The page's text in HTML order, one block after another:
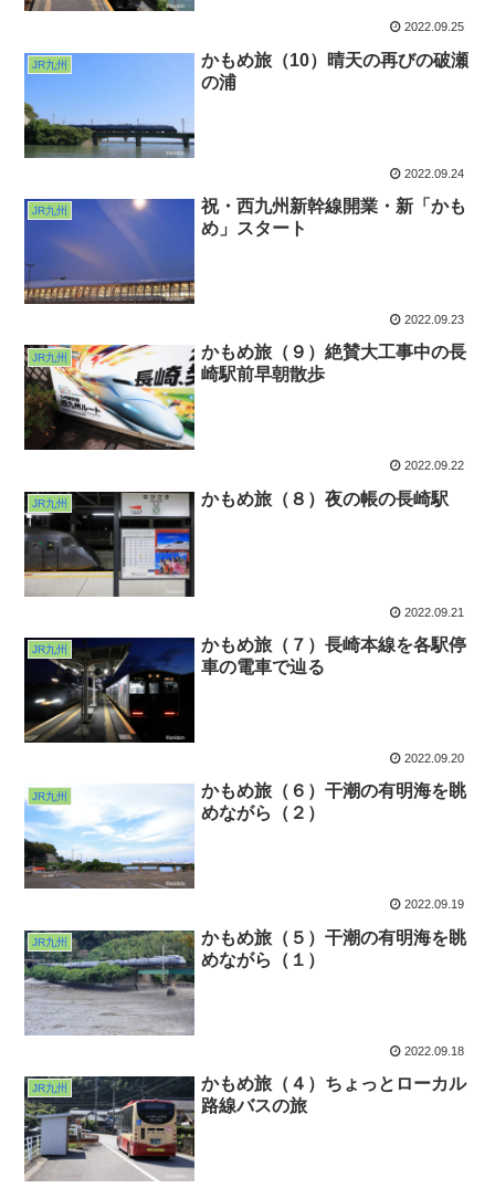
2022.09.25
JR九州
かもめ旅（10）晴天の再びの破瀬
の浦
2022.09.24
JR九州
祝・西九州新幹線開業・新「かも
め」スタート
2022.09.23
JR九州
かもめ旅（９）絶賛大工事中の長
崎駅前早朝散歩
2022.09.22
JR九州 かもめ旅（８）夜の帳の長崎駅
2022.09.21
JR九州
かもめ旅（７）長崎本線を各駅停
車の電車で辿る
2022.09.20
JR九州
かもめ旅（６）干潮の有明海を眺
めながら（２）
2022.09.19
JR九州
かもめ旅（５）干潮の有明海を眺
めながら（１）
2022.09.18
JR九州
かもめ旅（４）ちょっとローカル
路線バスの旅